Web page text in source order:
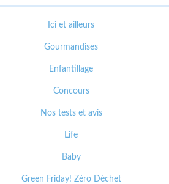
Ici et ailleurs
Gourmandises
Enfantillage
Concours
Nos tests et avis
Life
Baby
Green Friday! Zéro Déchet